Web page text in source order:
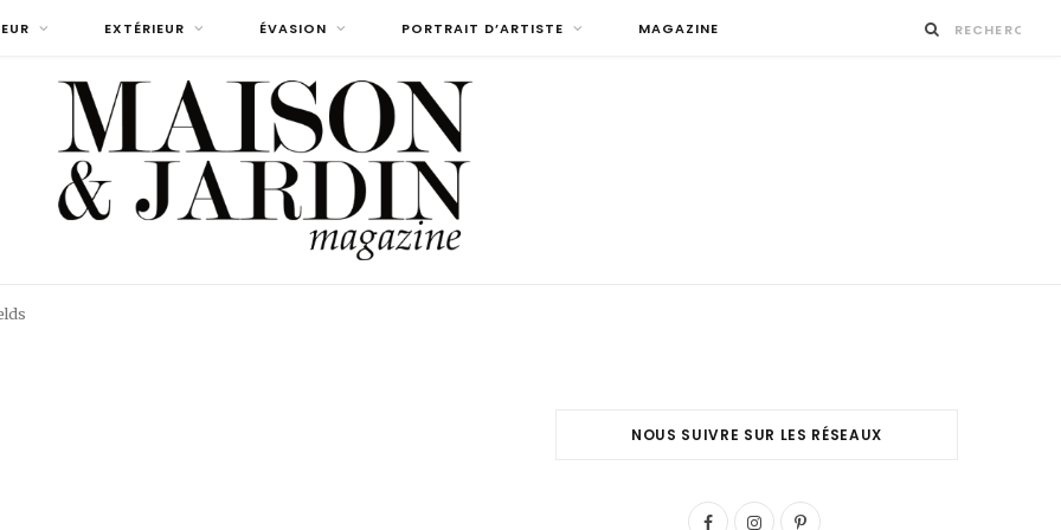
EXTÉRIEUR ÉVASION PORTRAIT D’ARTISTE MAGAZINE
NOUS SUIVRE SUR LES RÉSEAUX
F
I
P